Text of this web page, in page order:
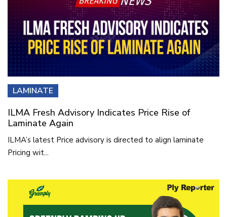
LAMINATE
ILMA Fresh Advisory Indicates Price Rise of
Laminate Again
ILMA’s latest Price advisory is directed to align laminate
Pricing wit...